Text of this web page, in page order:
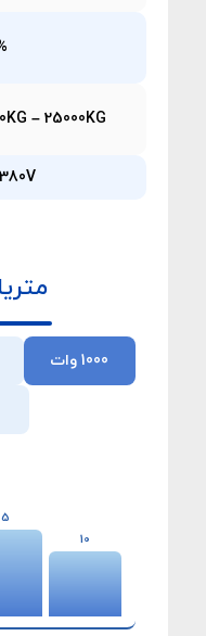
– 25000KG
1000 وات
10
5